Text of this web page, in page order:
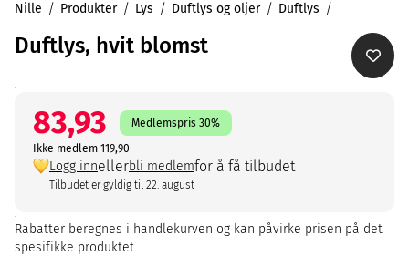
Nille Produkter Lys Duftlys og oljer Duftlys
Duftlys, hvit blomst
83,93
Medlemspris 30%
Ikke medlem 119,90
Logg innellerbli medlemfor å få tilbudet
Tilbudet er gyldig til 22. august
Rabatter beregnes i handlekurven og kan påvirke prisen på det
spesifikke produktet.